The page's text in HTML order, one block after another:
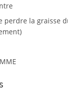
perdre la graisse